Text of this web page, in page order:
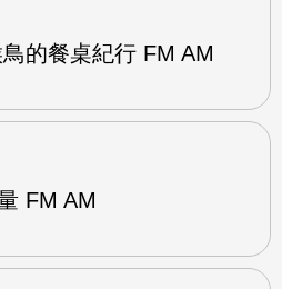
的餐桌紀行 FM AM
FM AM